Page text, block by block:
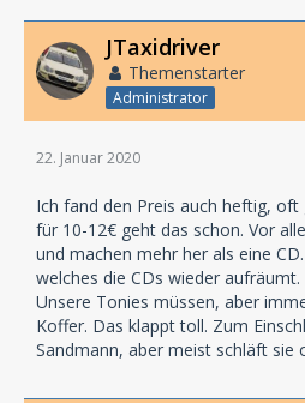
JTaxidriver
Themenstarter
Administrator
22. Januar 2020
Ich fand den Preis auch heftig,
für 10-12€ geht das schon. Vor
und machen mehr her als eine
welches die CDs wieder aufräumt.
Unsere Tonies müssen, aber
Koffer. Das klappt toll. Zum
Sandmann, aber meist schläft sie